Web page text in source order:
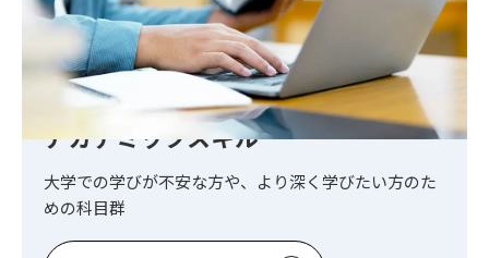
アカデミックスキル
大学での学びが不安な方や、より深く学びたい方のた
めの科目群